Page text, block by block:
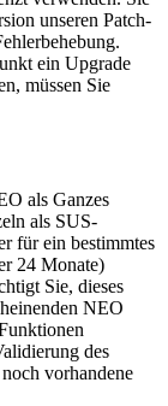
unseren Patch-
ein Upgrade
müssen Sie
als Ganzes
als SUS-
für ein bestimmtes
24 Monate)
Sie, dieses
NEO
des
vorhandene